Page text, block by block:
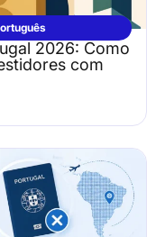
2026: Como
com